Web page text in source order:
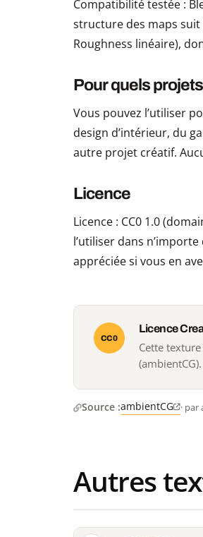
Compatibilité testée :
structure des maps suit
Roughness linéaire),
Pour quels
Vous pouvez l’utiliser
design d’intérieur, du
autre projet créatif.
Licence
Licence : CC0 1.0
l’utiliser dans
appréciée si vous en
CC0
Licence
Cette
(ambientCG).
Source :ambientCG ·
Autres